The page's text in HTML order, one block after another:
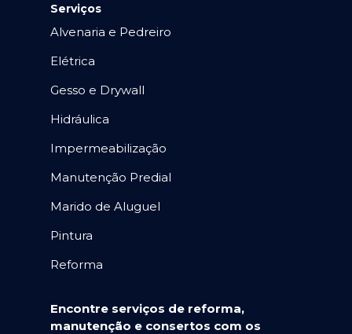
Serviços
Alvenaria e Pedreiro
Elétrica
Gesso e Drywall
Hidráulica
Impermeabilização
Manutenção Predial
Marido de Aluguel
Pintura
Reforma
Encontre serviços de reforma,
manutenção e consertos com os